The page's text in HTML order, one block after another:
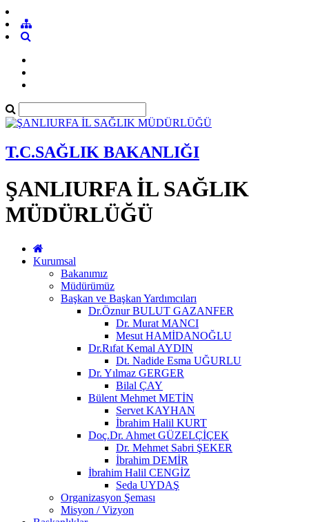
T.C.SAĞLIK BAKANLIĞI
ŞANLIURFA İL SAĞLIK
MÜDÜRLÜĞÜ
Kurumsal
Bakanımız
Müdürümüz
Başkan ve Başkan Yardımcıları
Dr.Öznur BULUT GAZANFER
Dr. Murat MANCI
Mesut HAMİDANOĞLU
Dr.Rıfat Kemal AYDIN
Dt. Nadide Esma UĞURLU
Dr. Yılmaz GERGER
Bilal ÇAY
Bülent Mehmet METİN
Servet KAYHAN
İbrahim Halil KURT
Doç.Dr. Ahmet GÜZELÇİÇEK
Dr. Mehmet Sabri ŞEKER
İbrahim DEMİR
İbrahim Halil CENGİZ
Seda UYDAŞ
Organizasyon Şeması
Misyon / Vizyon